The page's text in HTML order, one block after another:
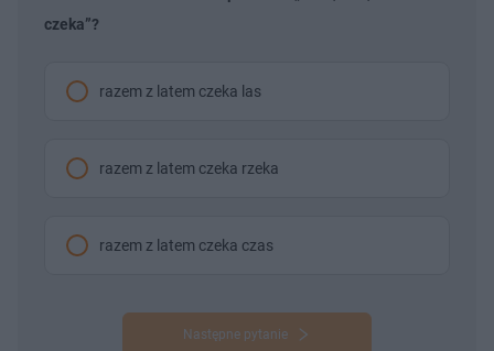
czeka”?
razem z latem czeka las
razem z latem czeka rzeka
razem z latem czeka czas
Następne pytanie